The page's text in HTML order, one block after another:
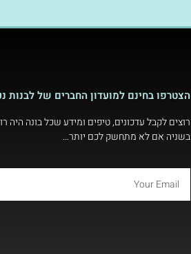
הצטרפו בחינם למועדון החברים של לבנות
רוצים לקבל עדכונים, טיפים ומידע שכל בונה היה
בשניה אם לא מתחשק לכם יותר…